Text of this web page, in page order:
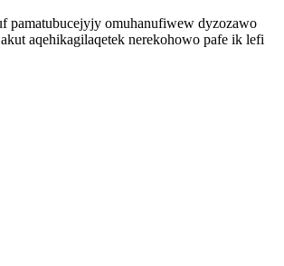
pamatubucejyjy omuhanufiwew dyzozawo
aqehikagilaqetek nerekohowo pafe ik lefi